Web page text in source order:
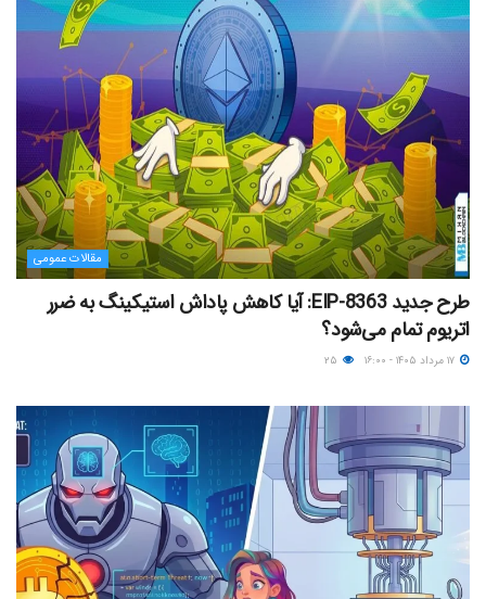
مقالات عمومی
طرح جدید EIP-8363: آیا کاهش پاداش استیکینگ به ضرر
اتریوم تمام می‌شود؟